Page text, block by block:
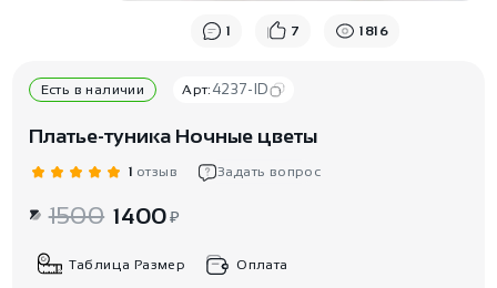
1 7 1816
Есть в наличии Арт:4237-ID
Платье-туника Ночные цветы
1 отзыв Задать вопрос
1500 1400₽
Таблица Размер Оплата